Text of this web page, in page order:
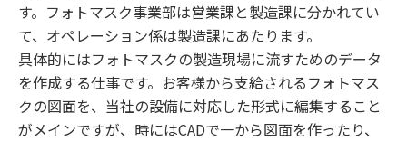
す。フォトマスク事業部は営業課と製造課に分かれてい
て、オペレーション係は製造課にあたります。
具体的にはフォトマスクの製造現場に流すためのデータ
を作成する仕事です。お客様から支給されるフォトマス
クの図面を、当社の設備に対応した形式に編集すること
がメインですが、時にはCADで一から図面を作ったり、